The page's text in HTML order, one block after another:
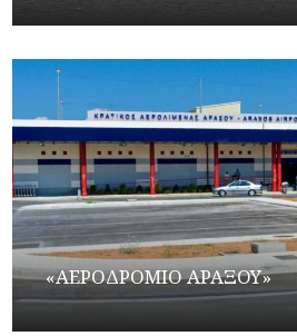
«ΑΕΡΟΔΡΟΜΙΟ ΑΡΑΞΟΥ»